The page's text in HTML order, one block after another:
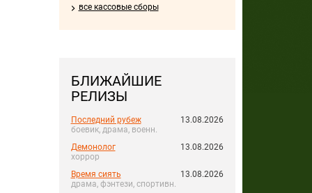
все кассовые сборы
БЛИЖАЙШИЕ
РЕЛИЗЫ
Последний рубеж
боевик, драма, военн.
13.08.2026
Демонолог
хоррор
13.08.2026
Время сиять
драма, фэнтези, спортивн.
13.08.2026